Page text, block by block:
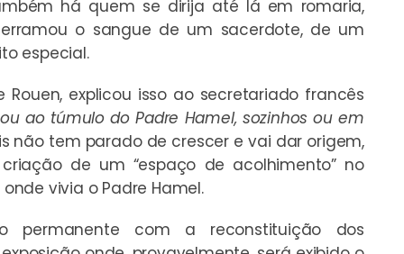
há quem se dirija até lá em romaria,
o sangue de um sacerdote, de um
especial.
Rouen, explicou isso ao secretariado francês
ao túmulo do Padre Hamel, sozinhos ou em
não tem parado de crescer e vai dar origem,
de um “espaço de acolhimento” no
vivia o Padre Hamel.
permanente com a reconstituição dos